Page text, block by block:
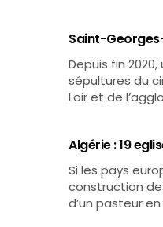
Saint-
Depuis fin
sépultures du
Loir et de
Algérie : 19
Si les pays
construction de
d’un pasteur